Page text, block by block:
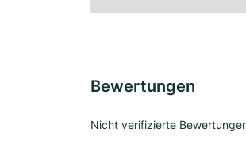
Bewertungen
Nicht verifizierte